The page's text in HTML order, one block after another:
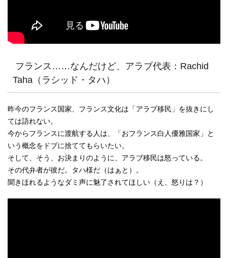
フランス……なんだけど、アラブ代表：Rachid
Taha（ラシッド・タハ）
昨今のフランス国家、フランス文化は「アラブ移民」を抜きにし
ては語れない。
今からフランスに渡航する人は、「おフランス白人優雅国家」と
いう概念をドブに捨ててもらいたい。
そして、そう、お決まりのように、アラブ移民は怒っている。
その代弁者が彼だ。タハ様だ（はぁと）。
聞きほれるようなダミ声に魅了されてほしい（え、怒りは？）